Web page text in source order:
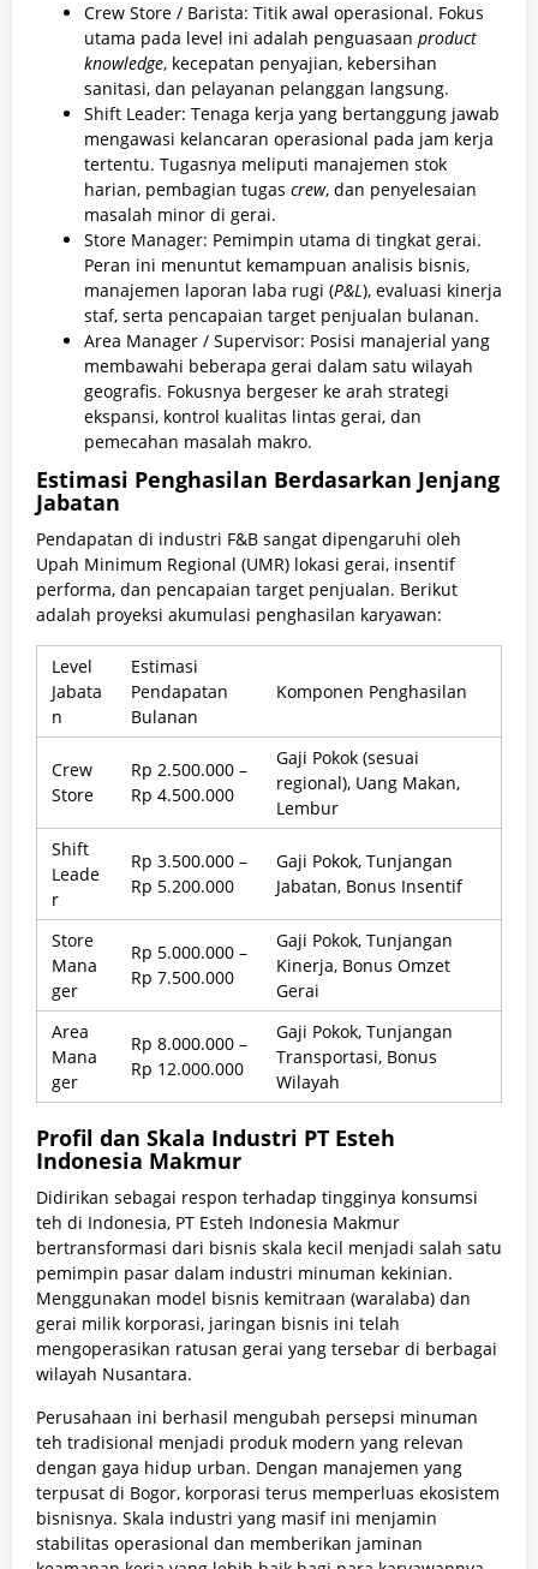
Crew Store / Barista: Titik awal operasional. Fokus
utama pada level ini adalah penguasaan product
knowledge, kecepatan penyajian, kebersihan
sanitasi, dan pelayanan pelanggan langsung.
Shift Leader: Tenaga kerja yang bertanggung jawab
mengawasi kelancaran operasional pada jam kerja
tertentu. Tugasnya meliputi manajemen stok
harian, pembagian tugas crew, dan penyelesaian
masalah minor di gerai.
Store Manager: Pemimpin utama di tingkat gerai.
Peran ini menuntut kemampuan analisis bisnis,
manajemen laporan laba rugi (P&L), evaluasi kinerja
staf, serta pencapaian target penjualan bulanan.
Area Manager / Supervisor: Posisi manajerial yang
membawahi beberapa gerai dalam satu wilayah
geografis. Fokusnya bergeser ke arah strategi
ekspansi, kontrol kualitas lintas gerai, dan
pemecahan masalah makro.
Estimasi Penghasilan Berdasarkan Jenjang
Jabatan
Pendapatan di industri F&B sangat dipengaruhi oleh
Upah Minimum Regional (UMR) lokasi gerai, insentif
performa, dan pencapaian target penjualan. Berikut
adalah proyeksi akumulasi penghasilan karyawan:
Level
Jabata
n
Estimasi
Pendapatan
Bulanan
Komponen Penghasilan
Crew
Store
Rp 2.500.000 –
Rp 4.500.000
Gaji Pokok (sesuai
regional), Uang Makan,
Lembur
Shift
Leade
r
Rp 3.500.000 –
Rp 5.200.000
Gaji Pokok, Tunjangan
Jabatan, Bonus Insentif
Store
Mana
ger
Rp 5.000.000 –
Rp 7.500.000
Gaji Pokok, Tunjangan
Kinerja, Bonus Omzet
Gerai
Area
Mana
ger
Rp 8.000.000 –
Rp 12.000.000
Gaji Pokok, Tunjangan
Transportasi, Bonus
Wilayah
Profil dan Skala Industri PT Esteh
Indonesia Makmur
Didirikan sebagai respon terhadap tingginya konsumsi
teh di Indonesia, PT Esteh Indonesia Makmur
bertransformasi dari bisnis skala kecil menjadi salah satu
pemimpin pasar dalam industri minuman kekinian.
Menggunakan model bisnis kemitraan (waralaba) dan
gerai milik korporasi, jaringan bisnis ini telah
mengoperasikan ratusan gerai yang tersebar di berbagai
wilayah Nusantara.
Perusahaan ini berhasil mengubah persepsi minuman
teh tradisional menjadi produk modern yang relevan
dengan gaya hidup urban. Dengan manajemen yang
terpusat di Bogor, korporasi terus memperluas ekosistem
bisnisnya. Skala industri yang masif ini menjamin
stabilitas operasional dan memberikan jaminan